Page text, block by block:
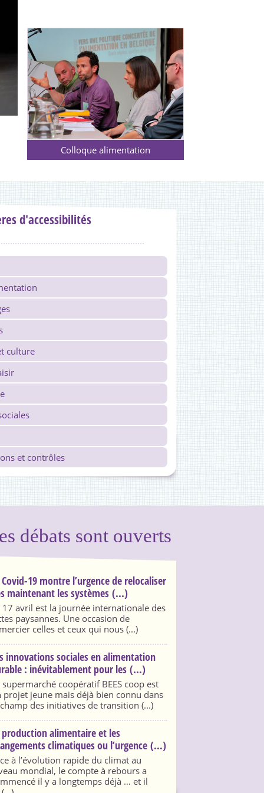
Colloque alimentation
d'accessibilités
culture
et contrôles
débats sont ouverts
Covid-19 montre l’urgence de relocaliser
maintenant les systèmes (...)
17 avril est la journée internationale des
paysannes. Une occasion de
celles et ceux qui nous (...)
innovations sociales en alimentation
: inévitablement pour les (...)
supermarché coopératif BEES coop est
projet jeune mais déjà bien connu dans
des initiatives de transition (...)
production alimentaire et les
climatiques ou l’urgence (...)
à l’évolution rapide du climat au
mondial, le compte à rebours a
il y a longtemps déjà … et il